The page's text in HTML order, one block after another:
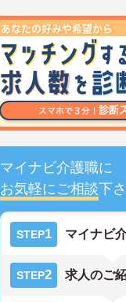
マイナビ介護職に
お気軽にご相談下
STEP1 マイナビ
STEP2 求人のご